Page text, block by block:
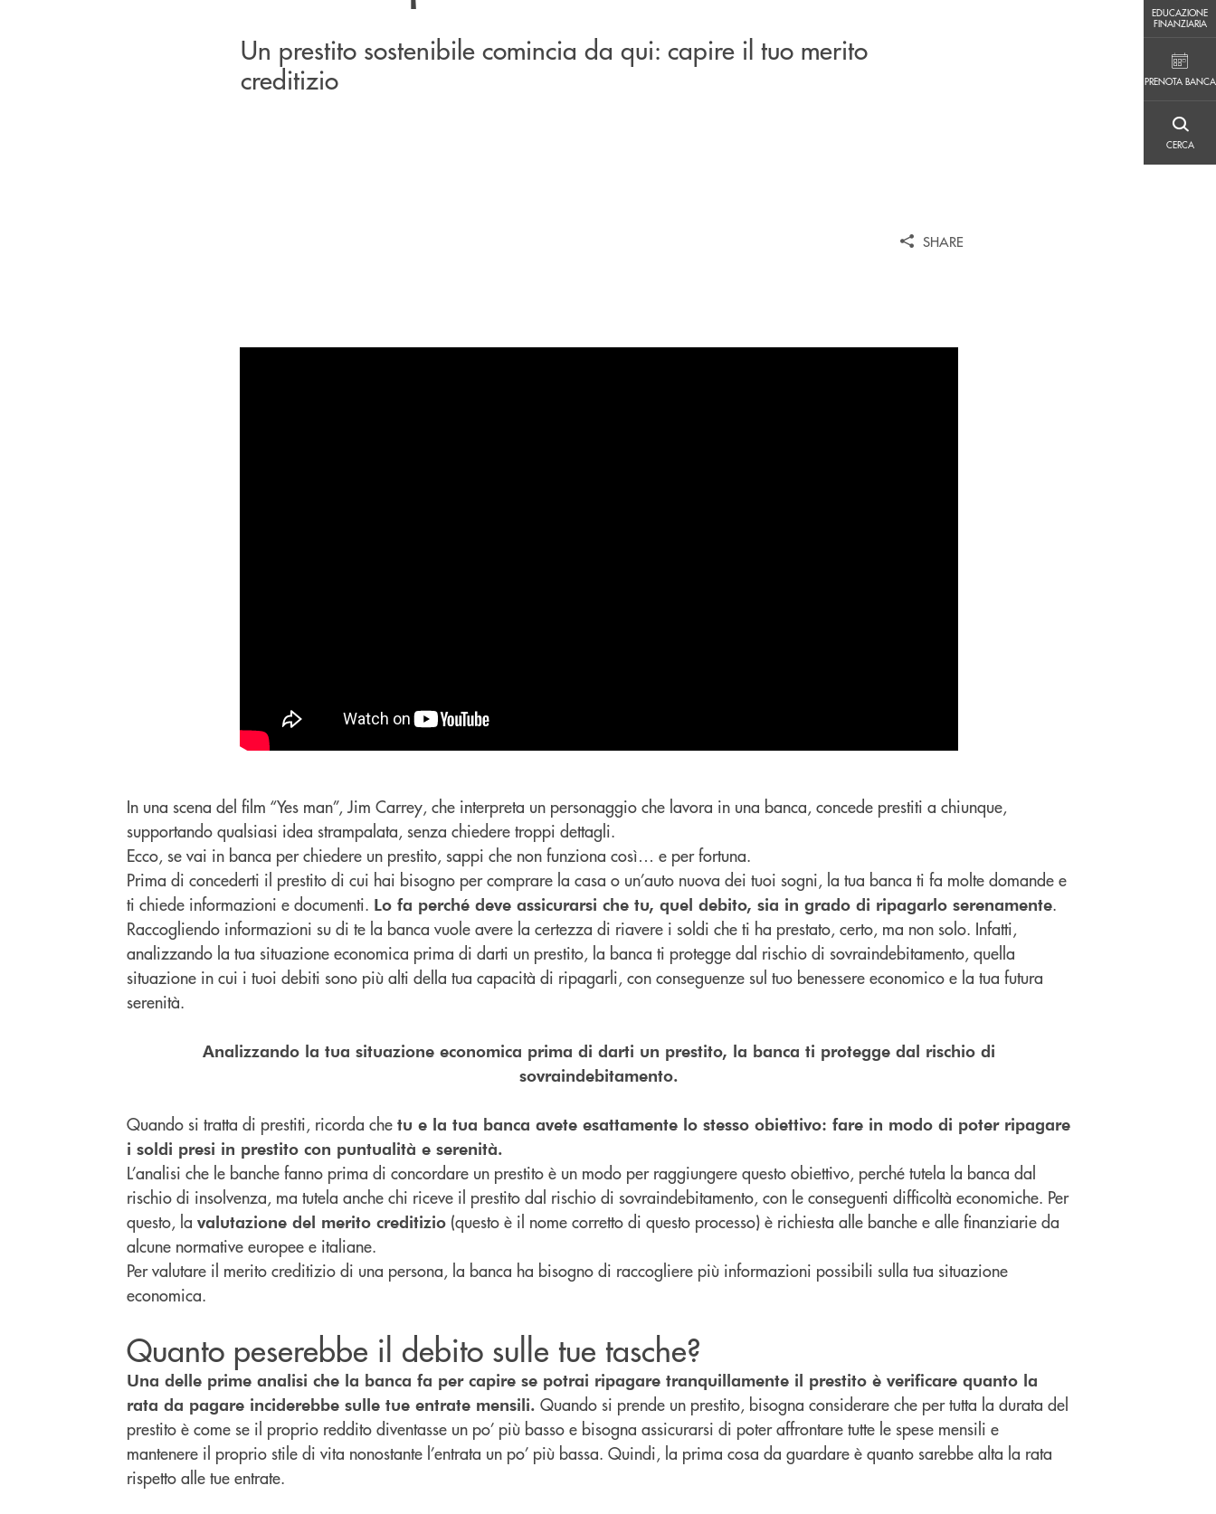
EDUCAZIONE
FINANZIARIA
PRENOTA BANCA
CERCA
Un prestito sostenibile comincia da qui: capire il tuo merito
creditizio
SHARE
In una scena del film “Yes man”, Jim Carrey, che interpreta un personaggio che lavora in una banca, concede prestiti a chiunque,
supportando qualsiasi idea strampalata, senza chiedere troppi dettagli.
Ecco, se vai in banca per chiedere un prestito, sappi che non funziona così… e per fortuna.
Prima di concederti il prestito di cui hai bisogno per comprare la casa o un’auto nuova dei tuoi sogni, la tua banca ti fa molte domande e
ti chiede informazioni e documenti. Lo fa perché deve assicurarsi che tu, quel debito, sia in grado di ripagarlo serenamente.
Raccogliendo informazioni su di te la banca vuole avere la certezza di riavere i soldi che ti ha prestato, certo, ma non solo. Infatti,
analizzando la tua situazione economica prima di darti un prestito, la banca ti protegge dal rischio di sovraindebitamento, quella
situazione in cui i tuoi debiti sono più alti della tua capacità di ripagarli, con conseguenze sul tuo benessere economico e la tua futura
serenità.
Analizzando la tua situazione economica prima di darti un prestito, la banca ti protegge dal rischio di
sovraindebitamento.
Quando si tratta di prestiti, ricorda che tu e la tua banca avete esattamente lo stesso obiettivo: fare in modo di poter ripagare
i soldi presi in prestito con puntualità e serenità.
L’analisi che le banche fanno prima di concordare un prestito è un modo per raggiungere questo obiettivo, perché tutela la banca dal
rischio di insolvenza, ma tutela anche chi riceve il prestito dal rischio di sovraindebitamento, con le conseguenti difficoltà economiche. Per
questo, la valutazione del merito creditizio (questo è il nome corretto di questo processo) è richiesta alle banche e alle finanziarie da
alcune normative europee e italiane.
Per valutare il merito creditizio di una persona, la banca ha bisogno di raccogliere più informazioni possibili sulla tua situazione
economica.
Quanto peserebbe il debito sulle tue tasche?
Una delle prime analisi che la banca fa per capire se potrai ripagare tranquillamente il prestito è verificare quanto la
rata da pagare inciderebbe sulle tue entrate mensili. Quando si prende un prestito, bisogna considerare che per tutta la durata del
prestito è come se il proprio reddito diventasse un po’ più basso e bisogna assicurarsi di poter affrontare tutte le spese mensili e
mantenere il proprio stile di vita nonostante l’entrata un po’ più bassa. Quindi, la prima cosa da guardare è quanto sarebbe alta la rata
rispetto alle tue entrate.